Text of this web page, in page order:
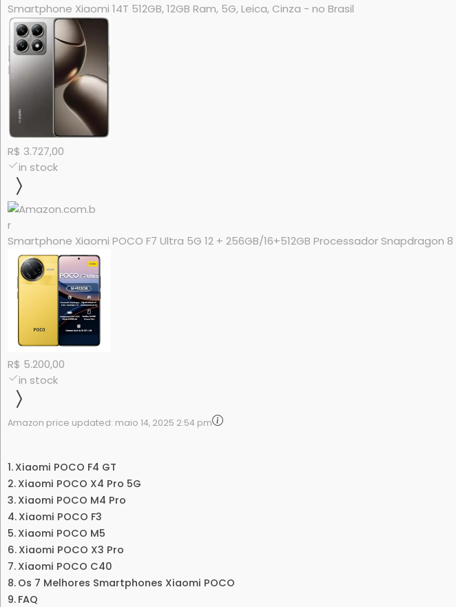
Smartphone Xiaomi 14T 512GB, 12GB Ram, 5G, Leica, Cinza - no Brasil
R$ 3.727,00
in stock
Smartphone Xiaomi POCO F7 Ultra 5G 12 + 256GB/16+512GB Processador Snapdragon
R$ 5.200,00
in stock
Amazon price updated: maio 14, 2025 2:54 pm
Xiaomi POCO F4 GT
Xiaomi POCO X4 Pro 5G
Xiaomi POCO M4 Pro
Xiaomi POCO F3
Xiaomi POCO M5
Xiaomi POCO X3 Pro
Xiaomi POCO C40
Os 7 Melhores Smartphones Xiaomi POCO
FAQ